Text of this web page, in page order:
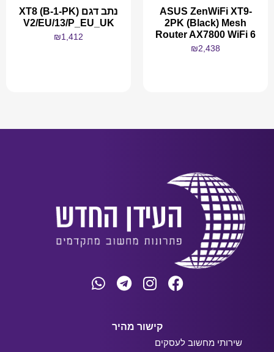
ASUS ZenWiFi XT9-
2PK (Black) Mesh
Router AX7800 WiFi 6
₪2,438
נתב דגם XT8 (B-1-PK)
V2/EU/13/P_EU_UK
₪1,412
קישור מהיר
שירותי מחשוב לעסקים